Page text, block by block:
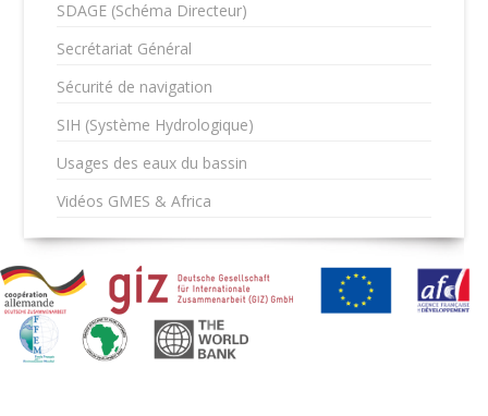
SDAGE (Schéma Directeur)
Secrétariat Général
Sécurité de navigation
SIH (Système Hydrologique)
Usages des eaux du bassin
Vidéos GMES & Africa